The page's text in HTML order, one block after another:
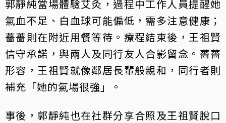
郭靜純當場體驗艾灸，過程中工作人員提醒她
氣血不足、白血球可能偏低，需多注意健康；
薔薔則在附近用餐等待。療程結束後，王祖賢
信守承諾，與兩人及同行友人合影留念。薔薔
形容，王祖賢就像鄰居長輩般親和，同行者則
補充「她的氣場很強」。
事後，郭靜純也在社群分享合照及王祖賢脫口